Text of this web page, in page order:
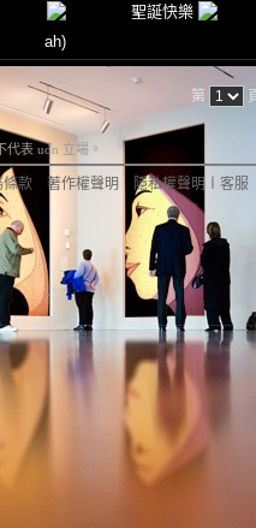
聖誕快樂
ah)
第
表 udn 立場。
條款 著作權聲明 隱私權聲明 客服